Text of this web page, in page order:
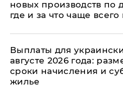
новых производств по
где и за что чаще всего
Выплаты для
августе 2026 года:
сроки начисления и
жилье